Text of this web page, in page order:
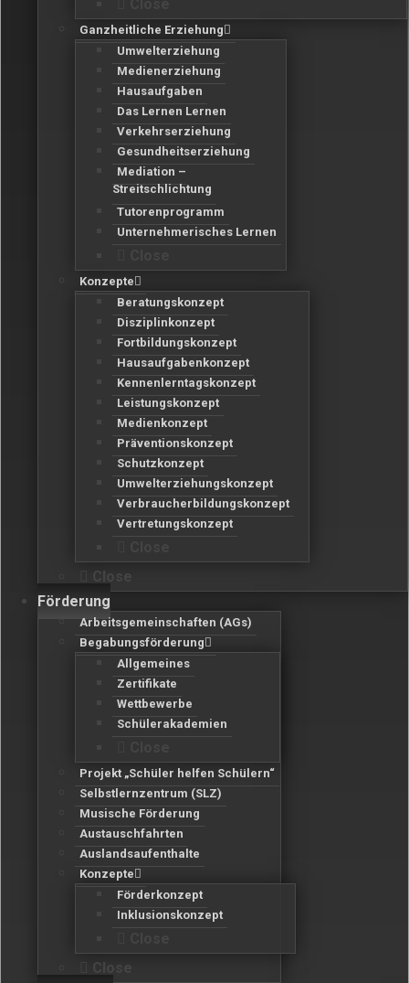
Ganzheitliche Erziehung
Umwelterziehung
Medienerziehung
Hausaufgaben
Das Lernen Lernen
Verkehrserziehung
Gesundheitserziehung
Mediation –
Streitschlichtung
Tutorenprogramm
Unternehmerisches Lernen
Konzepte
Beratungskonzept
Disziplinkonzept
Fortbildungskonzept
Hausaufgabenkonzept
Kennenlerntagskonzept
Leistungskonzept
Medienkonzept
Präventionskonzept
Schutzkonzept
Umwelterziehungskonzept
Verbraucherbildungskonzept
Vertretungskonzept
Close
Förderung
Arbeitsgemeinschaften (AGs)
Begabungsförderung
Allgemeines
Zertifikate
Wettbewerbe
Schülerakademien
Projekt „Schüler helfen Schülern“
Selbstlernzentrum (SLZ)
Musische Förderung
Austauschfahrten
Auslandsaufenthalte
Konzepte
Förderkonzept
Inklusionskonzept
Close